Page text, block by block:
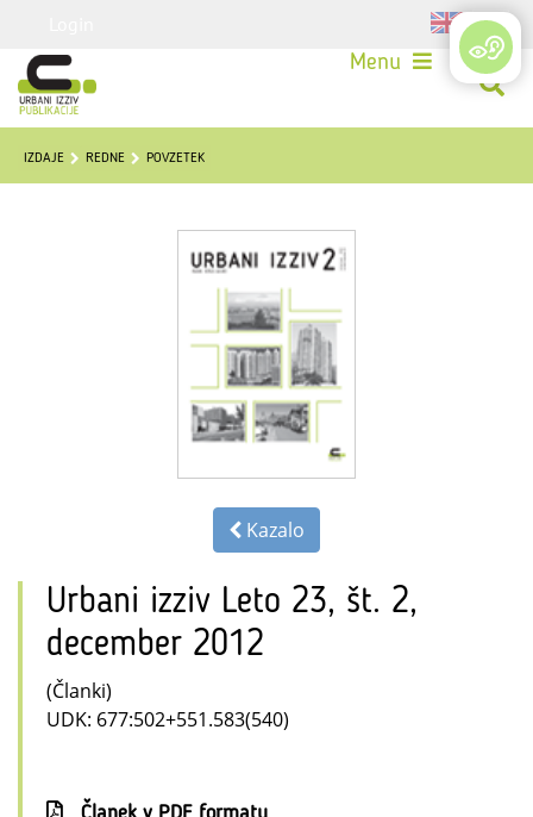
Menu
IZDAJE REDNE POVZETEK
Kazalo
Urbani izziv Leto 23, št. 2,
december 2012
(Članki)
UDK: 677:502+551.583(540)